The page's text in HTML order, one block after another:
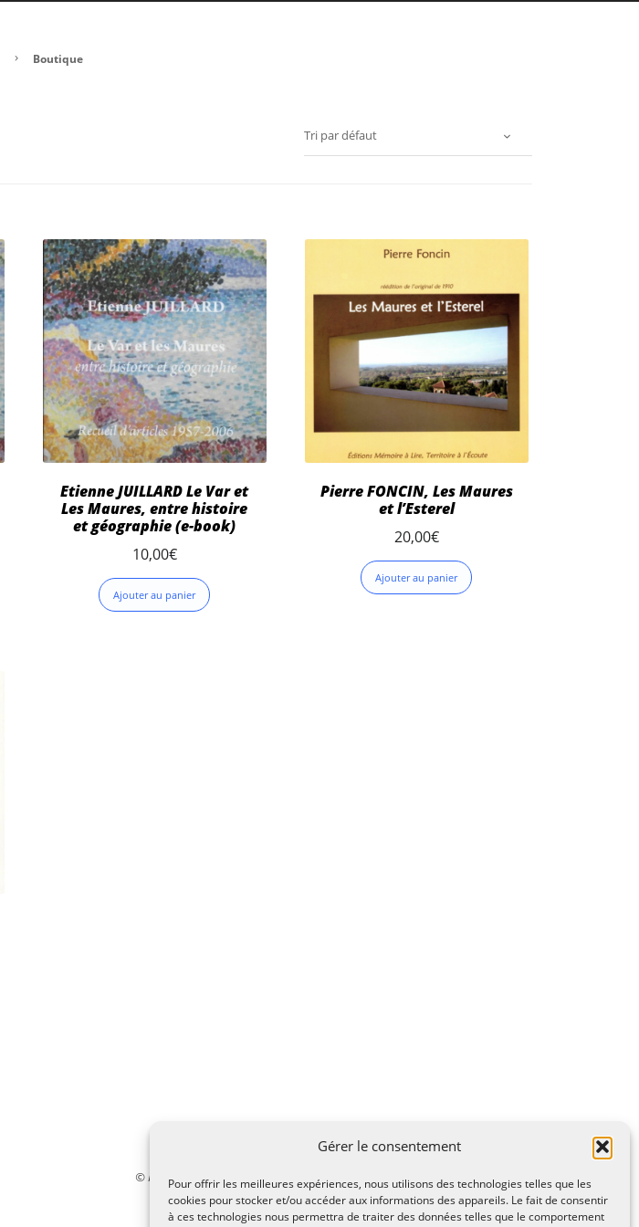
Gérer le consentement
Pour offrir les meilleures expériences, nous utilisons des technologies telles que les
cookies pour stocker et/ou accéder aux informations des appareils. Le fait de consentir
à ces technologies nous permettra de traiter des données telles que le comportement
Boutique
Etienne JUILLARD Le Var et
Les Maures, entre histoire
et géographie (e-book)
10,00€
Ajouter au panier
Pierre FONCIN, Les Maures
et l’Esterel
20,00€
Ajouter au panier
© MALTAE, Mémoire A Lire, Territoire A l'Ecoute / 1995-2025
32, chemin Saint Lazare - Hyères 83400
maltae2(arobase)gmail.com